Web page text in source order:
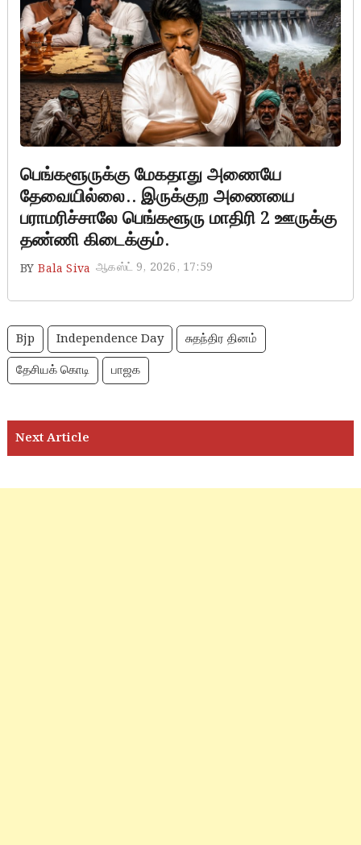
பெங்களூருக்கு மேகதாது அணையே
தேவையில்லை.. இருக்குற அணையை
பராமரிச்சாலே பெங்களூரு மாதிரி 2 ஊருக்கு
தண்ணி கிடைக்கும்.
BY Bala Siva ஆகஸ்ட் 9, 2026, 17:59
Bjp Independence Day
சுதந்திர தினம்
தேசியக் கொடி
பாஜக